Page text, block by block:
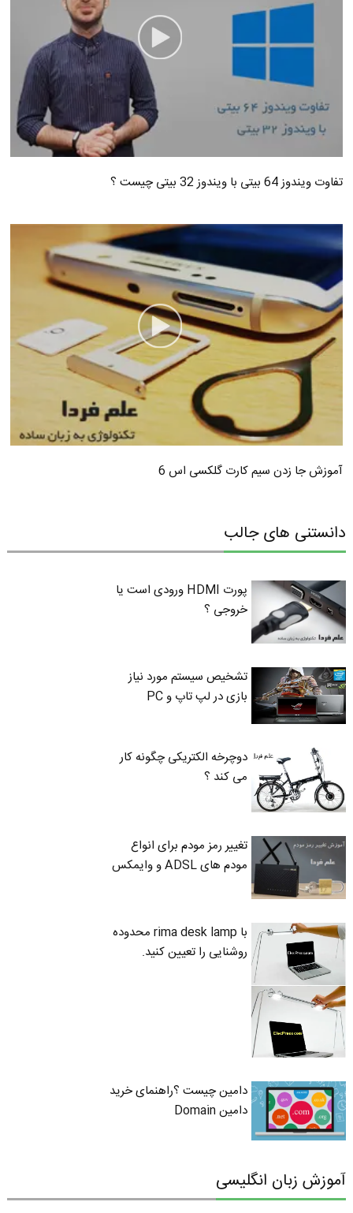
تفاوت ویندوز 64 بیتی با ویندوز 32 بیتی چیست ؟
آموزش جا زدن سیم کارت گلکسی اس 6
دانستنی های جالب
پورت HDMI ورودی است یا
خروجی ؟
تشخیص سیستم مورد نیاز
بازی در لپ تاپ و PC
دوچرخه الکتریکی چگونه کار
می کند ؟
تغییر رمز مودم برای انواع
مودم های ADSL و وایمکس
با rima desk lamp محدوده
روشنایی را تعیین کنید.
دامین چیست ؟راهنمای خرید
دامین Domain
آموزش زبان انگلیسی